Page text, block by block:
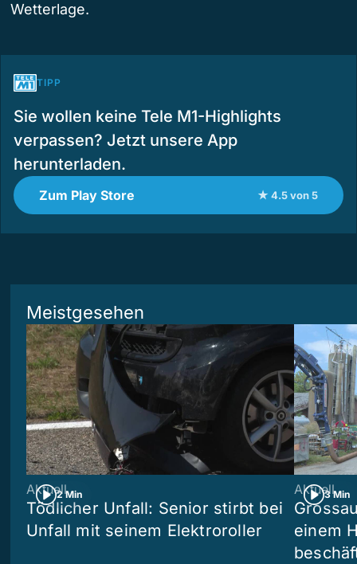
Wetterlage.
TIPP
Sie wollen keine Tele M1-Highlights
verpassen? Jetzt unsere App
herunterladen.
Zum Play Store ★ 4.5 von 5
Meistgesehen
2 Min
Aktuell
Tödlicher Unfall: Senior stirbt bei
Unfall mit seinem Elektroroller
3 Min
Aktuell
einem